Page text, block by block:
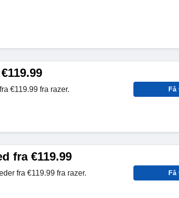
€119.99 fra razer. Få
fra €119.99
fra €119.99 fra razer. Få